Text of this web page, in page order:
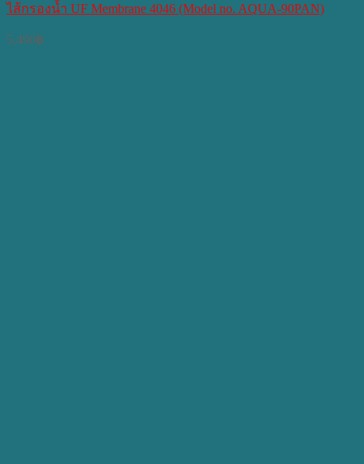
ไส้กรองน้ำ UF Membrane 4046 (Model no. AQUA-90PAN)
5,490฿